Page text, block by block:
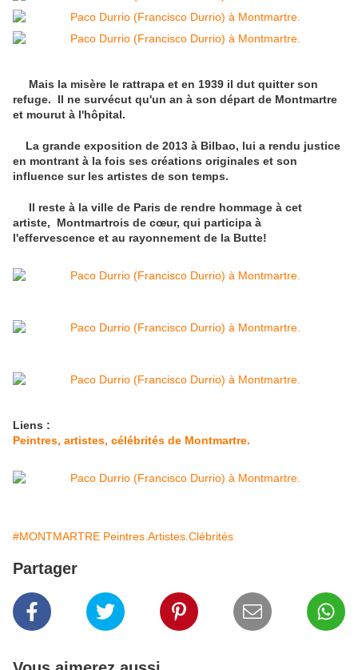
Mais la misère le rattrapa et en 1939 il dut quitter son
refuge. Il ne survécut qu'un an à son départ de Montmartre
et mourut à l'hôpital.
La grande exposition de 2013 à Bilbao, lui a rendu justice
en montrant à la fois ses créations originales et son
influence sur les artistes de son temps.
Il reste à la ville de Paris de rendre hommage à cet
artiste, Montmartrois de cœur, qui participa à
l'effervescence et au rayonnement de la Butte!
Liens :
Peintres, artistes, célébrités de Montmartre.
#MONTMARTRE Peintres.Artistes.Clébrités
Partager